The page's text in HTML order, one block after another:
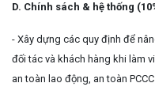
D. Chính sách & hệ thống
- Xây dựng các quy định để
đối tác và khách hàng khi làm
an toàn lao động, an toàn